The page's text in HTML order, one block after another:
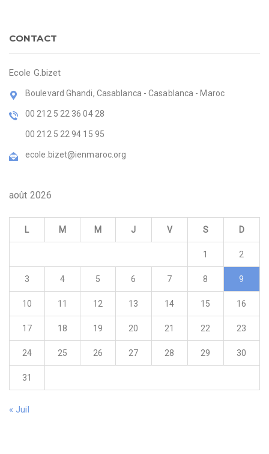
CONTACT
Ecole G.bizet
Boulevard Ghandi, Casablanca - Casablanca - Maroc
00 212 5 22 36 04 28
00 212 5 22 94 15 95
ecole.bizet@ienmaroc.org
août 2026
L M M J V S D
1 2
3 4 5 6 7 8 9
10 11 12 13 14 15 16
17 18 19 20 21 22 23
24 25 26 27 28 29 30
31
« Juil